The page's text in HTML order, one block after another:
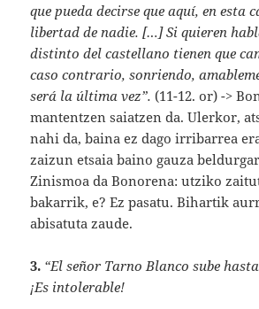
que pueda decirse que aquí, en esta
libertad de nadie. […] Si quieren
distinto del castellano tienen que
caso contrario, sonriendo,
será la última vez”.(11-12. or) ->
mantentzen saiatzen da. Ulerkor,
nahi da, baina ez dago irribarrea
zaizun etsaia baino gauza
Zinismoa da Bonorena: utziko
bakarrik, e? Ez pasatu. Bihartik
abisatuta zaude.
3. “El señor Tarno Blanco sube
¡Es intolerable!